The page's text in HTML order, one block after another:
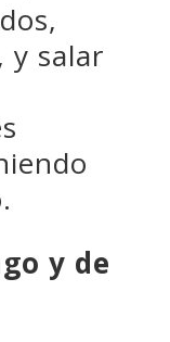
y salar
y de